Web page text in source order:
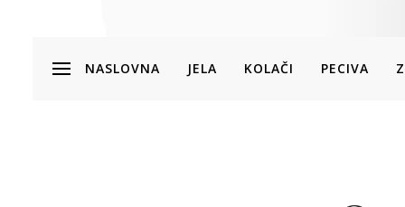
NASLOVNA JELA KOLAČI PECIVA